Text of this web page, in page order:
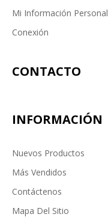
Mi Información Personal
Conexión
CONTACTO
INFORMACIÓN
Nuevos Productos
Más Vendidos
Contáctenos
Mapa Del Sitio